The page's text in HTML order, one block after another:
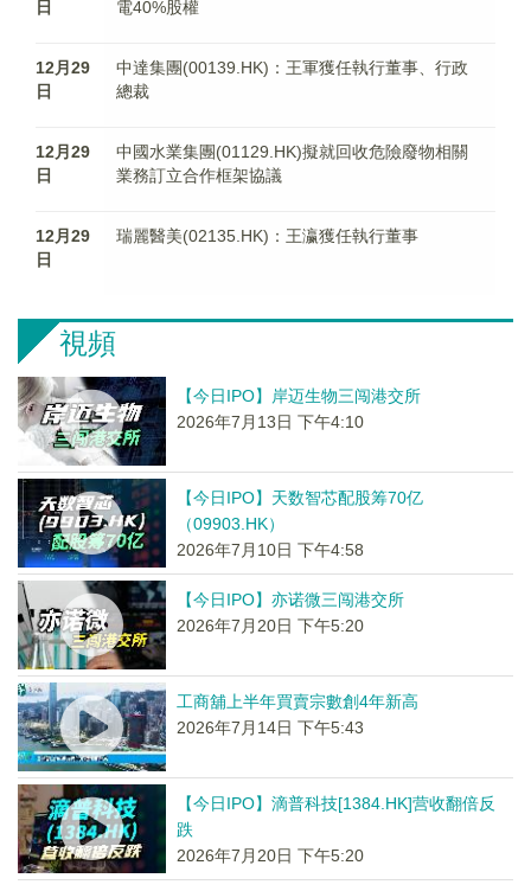
日
電40%股權
12月29
日
中達集團(00139.HK)：王軍獲任執行董事、行政
總裁
12月29
日
中國水業集團(01129.HK)擬就回收危險廢物相關
業務訂立合作框架協議
12月29
日
瑞麗醫美(02135.HK)：王瀛獲任執行董事
視頻
【今日IPO】岸迈生物三闯港交所
2026年7月13日 下午4:10
【今日IPO】天数智芯配股筹70亿
（09903.HK）
2026年7月10日 下午4:58
【今日IPO】亦诺微三闯港交所
2026年7月20日 下午5:20
工商舖上半年買賣宗數創4年新高
2026年7月14日 下午5:43
【今日IPO】滴普科技[1384.HK]营收翻倍反
跌
2026年7月20日 下午5:20